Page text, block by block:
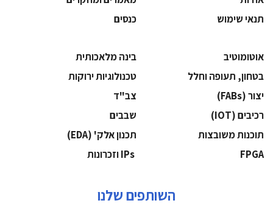
תנאי שימוש
כנסים
אוטומוטיב
בינה מלאכותית
בטחון, תעופה וחלל
‫טכנולוגיות ירוקות‬
‫יצור (‪(FABs‬‬
‫צב"ד‬
‫רכיבים‬ (IOT)
‫שבבים‬
‫תוכנות משובצות‬
‫תכנון אלק' (‪(EDA‬‬
‫‪FPGA‬‬
השותפים שלנו